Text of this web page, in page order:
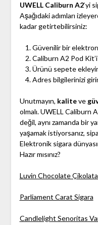
UWELL Caliburn A2‘yi
Aşağıdaki adımları
kadar getirtebilirsiniz:
Güvenilir bir
Caliburn A2 Pod
Ürünü sepete
Adres bilgilerinizi
Unutmayın, kaliteve
olmalı. UWELL Caliburn
değil, aynı zamanda bir
yaşamak istiyorsanız,
Elektronik sigara
Hazır mısınız?
Luvin Chocolate
Parliament Carat Sigara
Candlelight Senoritas